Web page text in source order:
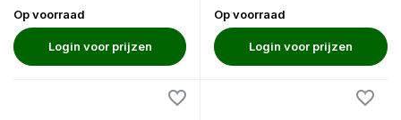
Op voorraad
Login voor prijzen
Op voorraad
Login voor prijzen